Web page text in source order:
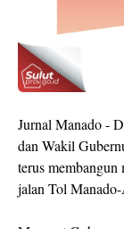
Jurnal Manado -
dan Wakil
terus membangun
jalan Tol